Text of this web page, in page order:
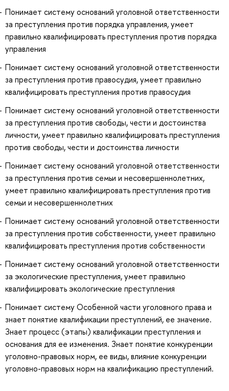
Понимает систему оснований уголовной ответственности
за преступления против порядка управления, умеет
правильно квалифицировать преступления против порядка
управления
Понимает систему оснований уголовной ответственности
за преступления против правосудия, умеет правильно
квалифицировать преступления против правосудия
Понимает систему оснований уголовной ответственности
за преступления против свободы, чести и достоинства
личности, умеет правильно квалифицировать преступления
против свободы, чести и достоинства личности
Понимает систему оснований уголовной ответственности
за преступления против семьи и несовершеннолетних,
умеет правильно квалифицировать преступления против
семьи и несовершеннолетних
Понимает систему оснований уголовной ответственности
за преступления против собственности, умеет правильно
квалифицировать преступления против собственности
Понимает систему оснований уголовной ответственности
за экологические преступления, умеет правильно
квалифицировать экологические преступления
Понимает систему Особенной части уголовного права и
знает понятие квалификации преступлений, ее значение.
Знает процесс (этапы) квалификации преступления и
основания для ее изменения. Знает понятие конкуренции
уголовно-правовых норм, ее виды, влияние конкуренции
уголовно-правовых норм на квалификацию преступлений.